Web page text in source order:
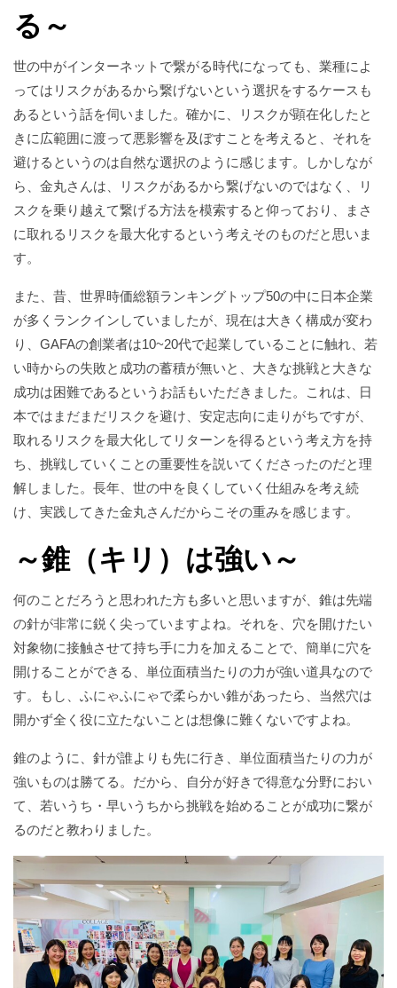
る～
世の中がインターネットで繋がる時代になっても、業種によ
ってはリスクがあるから繋げないという選択をするケースも
あるという話を伺いました。確かに、リスクが顕在化したと
きに広範囲に渡って悪影響を及ぼすことを考えると、それを
避けるというのは自然な選択のように感じます。しかしなが
ら、金丸さんは、リスクがあるから繋げないのではなく、リ
スクを乗り越えて繋げる方法を模索すると仰っており、まさ
に取れるリスクを最大化するという考えそのものだと思いま
す。
また、昔、世界時価総額ランキングトップ50の中に日本企業
が多くランクインしていましたが、現在は大きく構成が変わ
り、GAFAの創業者は10~20代で起業していることに触れ、若
い時からの失敗と成功の蓄積が無いと、大きな挑戦と大きな
成功は困難であるというお話もいただきました。これは、日
本ではまだまだリスクを避け、安定志向に走りがちですが、
取れるリスクを最大化してリターンを得るという考え方を持
ち、挑戦していくことの重要性を説いてくださったのだと理
解しました。長年、世の中を良くしていく仕組みを考え続
け、実践してきた金丸さんだからこその重みを感じます。
～錐（キリ）は強い～
何のことだろうと思われた方も多いと思いますが、錐は先端
の針が非常に鋭く尖っていますよね。それを、穴を開けたい
対象物に接触させて持ち手に力を加えることで、簡単に穴を
開けることができる、単位面積当たりの力が強い道具なので
す。もし、ふにゃふにゃで柔らかい錐があったら、当然穴は
開かず全く役に立たないことは想像に難くないですよね。
錐のように、針が誰よりも先に行き、単位面積当たりの力が
強いものは勝てる。だから、自分が好きで得意な分野におい
て、若いうち・早いうちから挑戦を始めることが成功に繋が
るのだと教わりました。